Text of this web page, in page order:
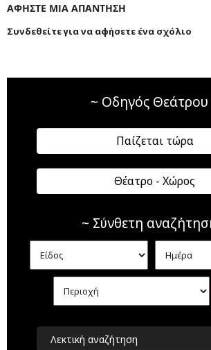
ΑΦΗΣΤΕ ΜΙΑ ΑΠΑΝΤΗΣΗ
Συνδεθείτε για να αφήσετε ένα σχόλιο
~ Οδηγός Θεάτρου
Παίζεται τώρα
Θέατρο - Χώρος
~ Σύνθετη
Λεκτική αναζήτηση